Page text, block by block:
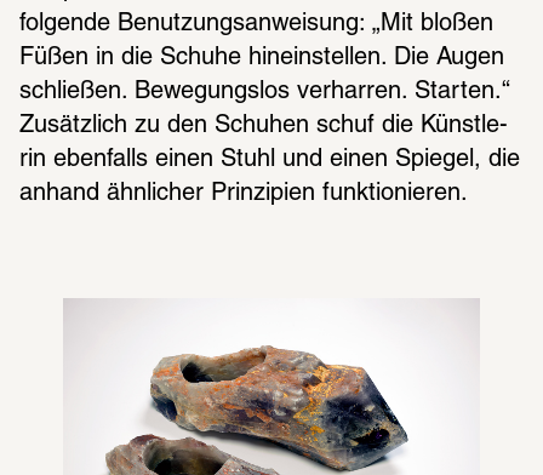
folgende Benut­zungs­an­wei­sung: „Mit bloßen
Füßen in die Schuhe hinein­stel­len. Die Augen
schlie­ßen. Bewe­gungs­los verhar­ren. Star­ten.“
Zusätz­lich zu den Schu­hen schuf die Künst­le­
rin eben­falls einen Stuhl und einen Spie­gel, die
anhand ähnli­cher Prin­zi­pien funk­tio­nie­ren.